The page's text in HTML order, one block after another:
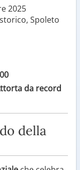
2025
Spoleto
da record
della